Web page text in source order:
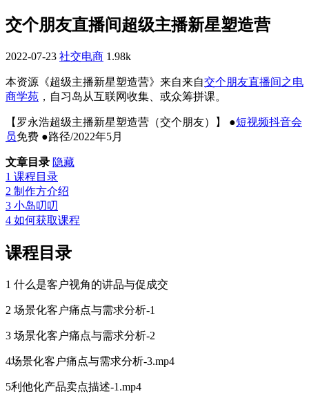
交个朋友直播间超级主播新星塑造营
2022-07-23 社交电商 1.98k
本资源《超级主播新星塑造营》来自来自交个朋友直播间之电
商学苑 ，自习岛从互联网收集、或众筹拼课。
【罗永浩超级主播新星塑造营（交个朋友）】 ●短视频抖音会
员免费 ●路径/2022年5月
文章目录 隐藏
1 课程目录
2 制作方介绍
3 小岛叨叨
4 如何获取课程
课程目录
1 什么是客户视角的讲品与促成交
2 场景化客户痛点与需求分析-1
3 场景化客户痛点与需求分析-2
4场景化客户痛点与需求分析-3.mp4
5利他化产品卖点描述-1.mp4